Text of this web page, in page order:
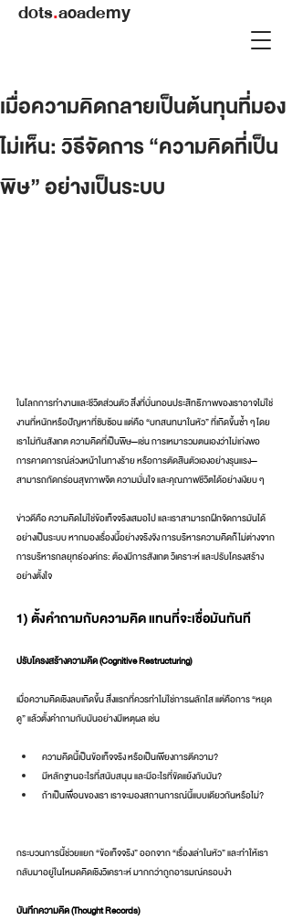
dots.academy
เมื่อความคิดกลายเป็นต้นทุนที่มอง
ไม่เห็น: วิธีจัดการ “ความคิดที่เป็น
พิษ” อย่างเป็นระบบ
ในโลกการทำงานและชีวิตส่วนตัว สิ่งที่บั่นทอนประสิทธิภาพของเราอาจไม่ใช่
งานที่หนักหรือปัญหาที่ซับซ้อน แต่คือ “บทสนทนาในหัว” ที่เกิดขึ้นซ้ำ ๆ โดย
เราไม่ทันสังเกต ความคิดที่เป็นพิษ—เช่น การเหมารวมตนเองว่าไม่เก่งพอ
การคาดการณ์ล่วงหน้าในทางร้าย หรือการตัดสินตัวเองอย่างรุนแรง—
สามารถกัดกร่อนสุขภาพจิต ความมั่นใจ และคุณภาพชีวิตได้อย่างเงียบ ๆ
ข่าวดีคือ ความคิดไม่ใช่ข้อเท็จจริงเสมอไป และเราสามารถฝึกจัดการมันได้
อย่างเป็นระบบ หากมองเรื่องนี้อย่างจริงจัง การบริหารความคิดก็ไม่ต่างจาก
การบริหารกลยุทธ์องค์กร: ต้องมีการสังเกต วิเคราะห์ และปรับโครงสร้าง
อย่างตั้งใจ
1) ตั้งคำถามกับความคิด แทนที่จะเชื่อมันทันที
ปรับโครงสร้างความคิด (Cognitive Restructuring)
เมื่อความคิดเชิงลบเกิดขึ้น สิ่งแรกที่ควรทำไม่ใช่การผลักไส แต่คือการ “หยุด
ดู” แล้วตั้งคำถามกับมันอย่างมีเหตุผล เช่น
ความคิดนี้เป็นข้อเท็จจริง หรือเป็นเพียงการตีความ?
มีหลักฐานอะไรที่สนับสนุน และมีอะไรที่ขัดแย้งกับมัน?
ถ้าเป็นเพื่อนของเรา เราจะมองสถานการณ์นี้แบบเดียวกันหรือไม่?
กระบวนการนี้ช่วยแยก “ข้อเท็จจริง” ออกจาก “เรื่องเล่าในหัว” และทำให้เรา
กลับมาอยู่ในโหมดคิดเชิงวิเคราะห์ มากกว่าถูกอารมณ์ครอบงำ
บันทึกความคิด (Thought Records)